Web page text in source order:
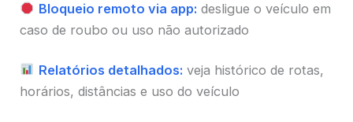
Bloqueio remoto via app: desligue o veículo em
caso de roubo ou uso não autorizado
Relatórios detalhados: veja histórico de rotas,
horários, distâncias e uso do veículo